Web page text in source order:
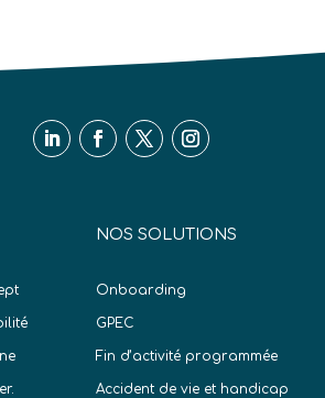
NOS SOLUTIONS
Onboarding
GPEC
Fin d’activité programmée
Accident de vie et handicap